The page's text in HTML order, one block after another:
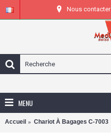
Nous contacter
MENU
Accueil Chariot À Bagages C-7003